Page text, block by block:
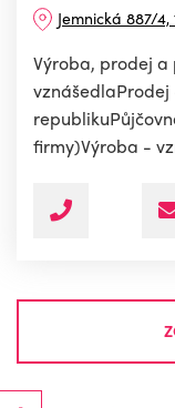
Jemnická 887/
Výroba, prodej
firmy)Výroba -